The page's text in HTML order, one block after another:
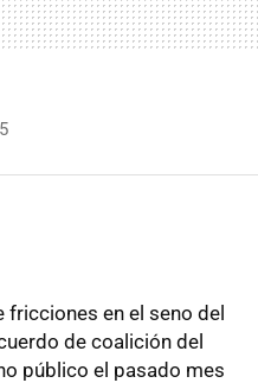
fricciones en el seno del
de coalición del
público el pasado mes